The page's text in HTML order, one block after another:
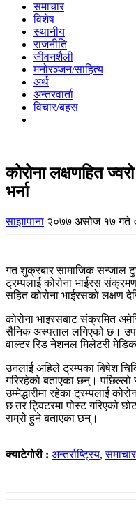
समाचार
विशेष
स्थानीय
राजनीति
जीवनशैली
मनोरञ्जन/साहित्य
अर्थ
अन्तरवार्ता
विचार/बहस
कोरोना लक्षणहित
भर्ना
साझापाना २०७७ असोज १७ गते
गत शुक्रबार सामाजिक सन्जाल
ट्रम्पलाई कोरोना भाईरस
सहित कोरोना भाईरसको लक्षण
कोरोना भाइरसबाट संक्रमित
सैनिक अस्पताल लगिएको छ।
वाल्टर रिड नेशनल मिलेटरी
उनलाई अहिले ट्रम्पका बिषेश
गरिरहेको बताएका छन्। पछिल्लो
उम्मेद्धारीमा रहेका ट्रम्पलाई
छ तर ट्विटरमा पोस्ट गरिएको
राम्रो हुने बताएका छन्।
क्याटेगोरी : अन्तर्राष्ट्रिय,समाचार